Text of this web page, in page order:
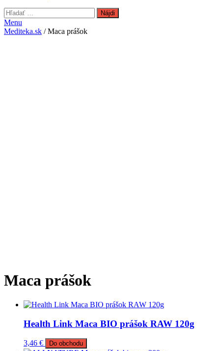
Hľadať:
Menu
Mediteka.sk / Maca prášok
Maca prášok
Health Link Maca BIO prášok RAW 120g
3,46 € Do obchodu